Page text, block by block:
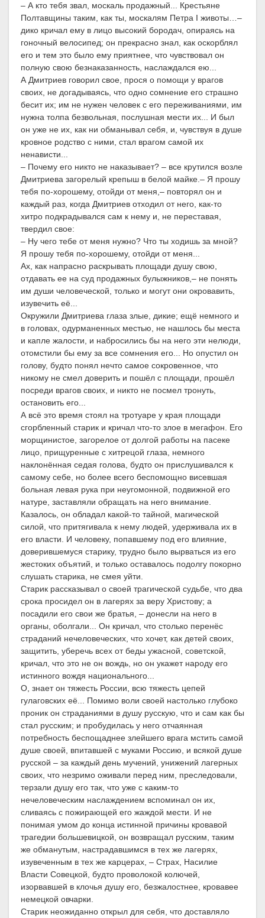
– А кто тебя звал, москаль продажный... Крестьяне
Полтавщины таким, как ты, москалям Петра I животы…–
дико кричал ему в лицо высокий бородач, опираясь на
гоночный велосипед; он прекрасно знал, как оскорблял
его и тем это было ему приятнее, что чувствовал он
полную свою безнаказанность, наслаждался ею...
А Дмитриев говорил свое, прося о помощи у врагов
своих, не догадываясь, что одно сомнение его страшно
бесит их; им не нужен человек с его переживаниями, им
нужна толпа безвольная, послушная мести их... И был
он уже не их, как ни обманывал себя, и, чувствуя в душе
кровное родство с ними, стал врагом самой их
ненависти...
– Почему его никто не наказывает? – все крутился возле
Дмитриева загорелый крепыш в белой майке.– Я прошу
тебя по-хорошему, отойди от меня,– повторял он и
каждый раз, когда Дмитриев отходил от него, как-то
хитро подкрадывался сам к нему и, не переставая,
твердил свое:
– Ну чего тебе от меня нужно? Что ты ходишь за мной?
Я прошу тебя по-хорошему, отойди от меня...
Ах, как напрасно раскрывать площади душу свою,
отдавать ее на суд продажных булыжников,– не понять
им души человеческой, только и могут они окровавить,
изувечить её...
Окружили Дмитриева глаза злые, дикие; ещё немного и
в головах, одурманенных местью, не нашлось бы места
и капле жалости, и набросились бы на него эти нелюди,
отомстили бы ему за все сомнения его... Но опустил он
голову, будто понял нечто самое сокровенное, что
никому не смел доверить и пошёл с площади, прошёл
посреди врагов своих, и никто не посмел тронуть,
остановить его...
А всё это время стоял на тротуаре у края площади
сгорбленный старик и кричал что-то злое в мегафон. Его
морщинистое, загорелое от долгой работы на пасеке
лицо, прищуренные с хитрецой глаза, немного
наклонённая седая голова, будто он прислушивался к
самому себе, но более всего беспомощно висевшая
больная левая рука при неугомонной, подвижной его
натуре, заставляли обращать на него внимание.
Казалось, он обладал какой-то тайной, магической
силой, что притягивала к нему людей, удерживала их в
его власти. И человеку, попавшему под его влияние,
доверившемуся старику, трудно было вырваться из его
жестоких объятий, и только оставалось подолгу покорно
слушать старика, не смея уйти.
Старик рассказывал о своей трагической судьбе, что два
срока просидел он в лагерях за веру Христову; а
посадили его свои же братья, – донесли на него в
органы, оболгали... Он кричал, что столько перенёс
страданий нечеловеческих, что хочет, как детей своих,
защитить, уберечь всех от беды ужасной, советской,
кричал, что это не он вождь, но он укажет народу его
истинного вождя национального...
О, знает он тяжесть России, всю тяжесть цепей
гулаговских её... Помимо воли своей настолько глубоко
проник он страданиями в душу русскую, что и сам как бы
стал русским; и пробудилась у него отчаянная
потребность беспощаднее злейшего врага мстить самой
душе своей, впитавшей с муками Россию, и всякой душе
русской – за каждый день мучений, унижений лагерных
своих, что незримо оживали перед ним, преследовали,
терзали душу его так, что уже с каким-то
нечеловеческим наслаждением вспоминал он их,
сливаясь с пожирающей его жаждой мести. И не
понимая умом до конца истинной причины кровавой
трагедии большевицкой, он возвращал русским, таким
же обманутым, настрадавшимся в тех же лагерях,
изувеченным в тех же карцерах, – Страх, Насилие
Власти Совецкой, будто проволокой колючей,
изорвавшей в клочья душу его, безжалостнее, кровавее
немецкой овчарки.
Старик неожиданно открыл для себя, что доставляло